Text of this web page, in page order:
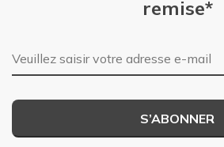
remise*
Adresse e-mail
S’ABONNER